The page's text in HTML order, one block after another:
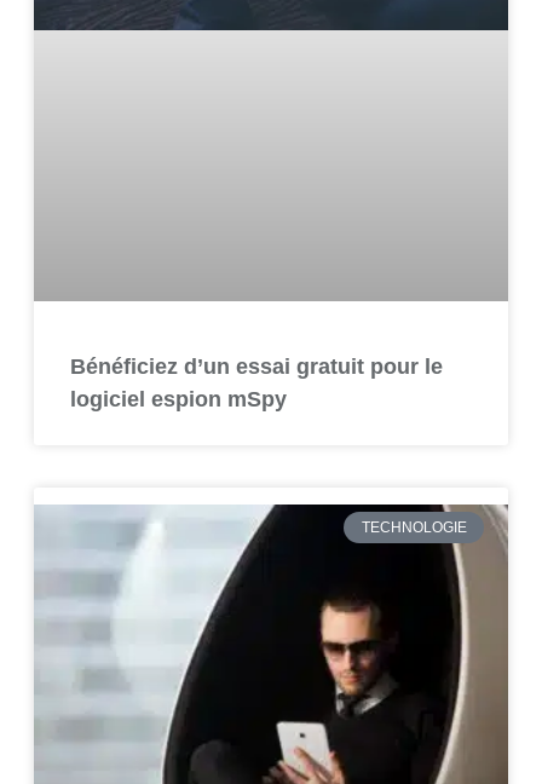
Bénéficiez d’un essai gratuit pour le
logiciel espion mSpy
TECHNOLOGIE